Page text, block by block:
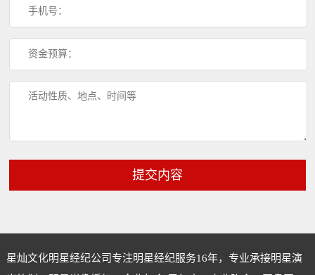
提交内容
星灿文化明星经纪公司专注明星经纪服务16年，专业承接明星演